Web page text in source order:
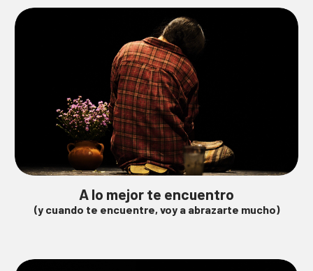
A lo mejor te encuentro
(y cuando te encuentre, voy a abrazarte mucho)